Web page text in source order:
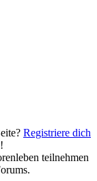
Registriere dich
teilnehmen